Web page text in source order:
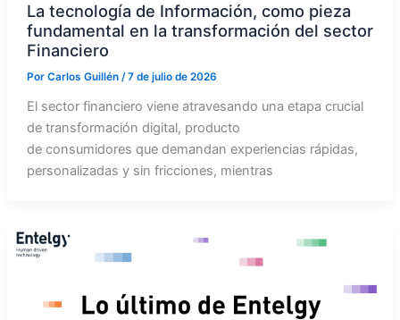
La tecnología de Información, como pieza
fundamental en la transformación del sector
Financiero
Por Carlos Guillén /7 de julio de 2026
El sector financiero viene atravesando una etapa crucial
de transformación digital, producto
de consumidores que demandan experiencias rápidas,
personalizadas y sin fricciones, mientras